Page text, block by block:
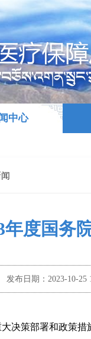
中心
年度国务
发布日期： 2023-10-25
决策部署和政策